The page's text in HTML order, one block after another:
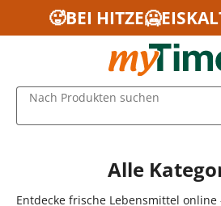
Zum Hauptinhalt springen
Zur Navigation springen
Zur Suche springen
🥵BEI
Nach Produkten suchen
Alle
Entdecke frische Lebensmittel online